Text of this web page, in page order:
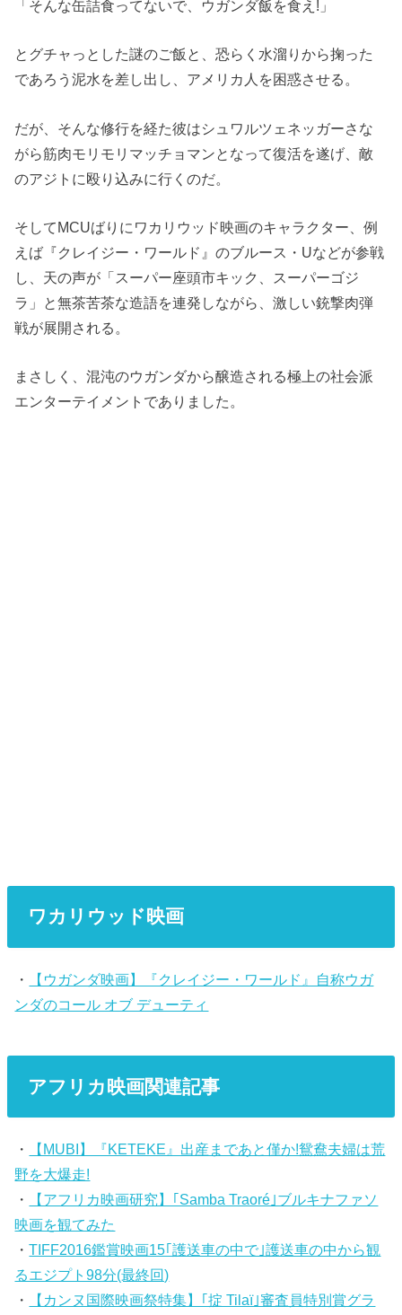
「そんな缶詰食ってないで、ウガンダ飯を食え!」
とグチャっとした謎のご飯と、恐らく水溜りから掬った
であろう泥水を差し出し、アメリカ人を困惑させる。
だが、そんな修行を経た彼はシュワルツェネッガーさな
がら筋肉モリモリマッチョマンとなって復活を遂げ、敵
のアジトに殴り込みに行くのだ。
そしてMCUばりにワカリウッド映画のキャラクター、例
えば『クレイジー・ワールド』のブルース・Uなどが参戦
し、天の声が「スーパー座頭市キック、スーパーゴジ
ラ」と無茶苦茶な造語を連発しながら、激しい銃撃肉弾
戦が展開される。
まさしく、混沌のウガンダから醸造される極上の社会派
エンターテイメントでありました。
ワカリウッド映画
・
【ウガンダ映画】『クレイジー・ワールド』自称ウガ
ンダのコール オブ デューティ
アフリカ映画関連記事
・
【MUBI】『KETEKE』出産まであと僅か!鴛鴦夫婦は荒
野を大爆走!
・
【アフリカ映画研究】｢Samba Traoré｣ブルキナファソ
映画を観てみた
・TIFF2016鑑賞映画15｢護送車の中で｣護送車の中から観
るエジプト98分(最終回)
・
【カンヌ国際映画祭特集】｢掟 Tilaï｣審査員特別賞グラ